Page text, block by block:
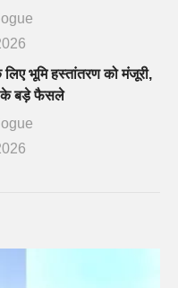
लिए भूमि हस्तांतरण को मंजूरी,
के बड़े फैसले